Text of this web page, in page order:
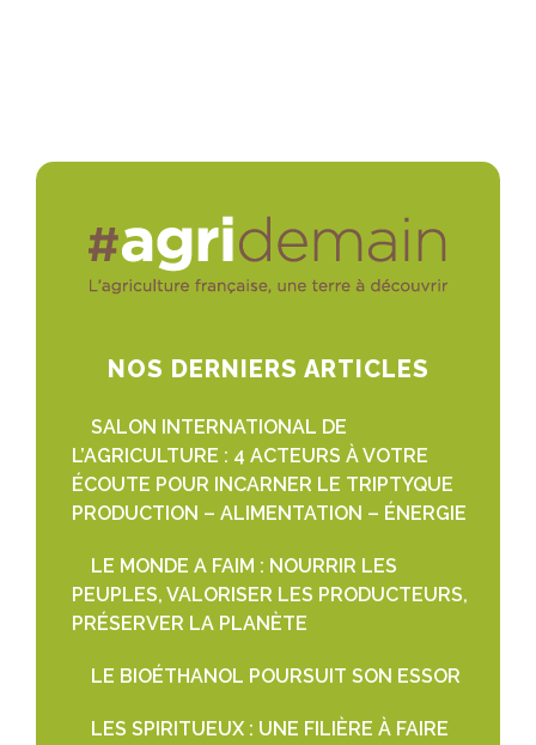
NOS DERNIERS ARTICLES
SALON INTERNATIONAL DE
L’AGRICULTURE : 4 ACTEURS À VOTRE
ÉCOUTE POUR INCARNER LE TRIPTYQUE
PRODUCTION – ALIMENTATION – ÉNERGIE
LE MONDE A FAIM : NOURRIR LES
PEUPLES, VALORISER LES PRODUCTEURS,
PRÉSERVER LA PLANÈTE
LE BIOÉTHANOL POURSUIT SON ESSOR
LES SPIRITUEUX : UNE FILIÈRE À FAIRE